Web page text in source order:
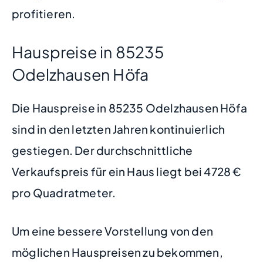
profitieren.
Hauspreise in 85235
Odelzhausen Höfa
Die Hauspreise in 85235 Odelzhausen Höfa
sind in den letzten Jahren kontinuierlich
gestiegen. Der durchschnittliche
Verkaufspreis für ein Haus liegt bei 4728 €
pro Quadratmeter.
Um eine bessere Vorstellung von den
möglichen Hauspreisen zu bekommen,